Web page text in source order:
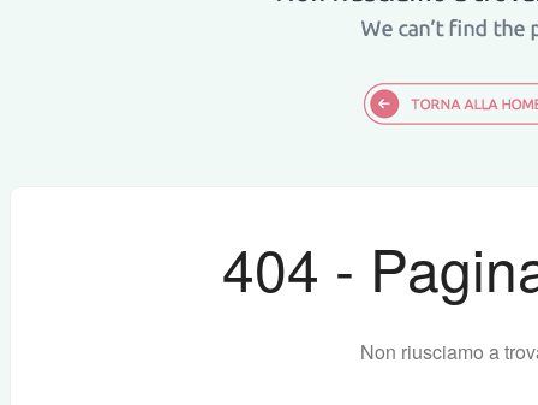
404 -
Non riusciamo a